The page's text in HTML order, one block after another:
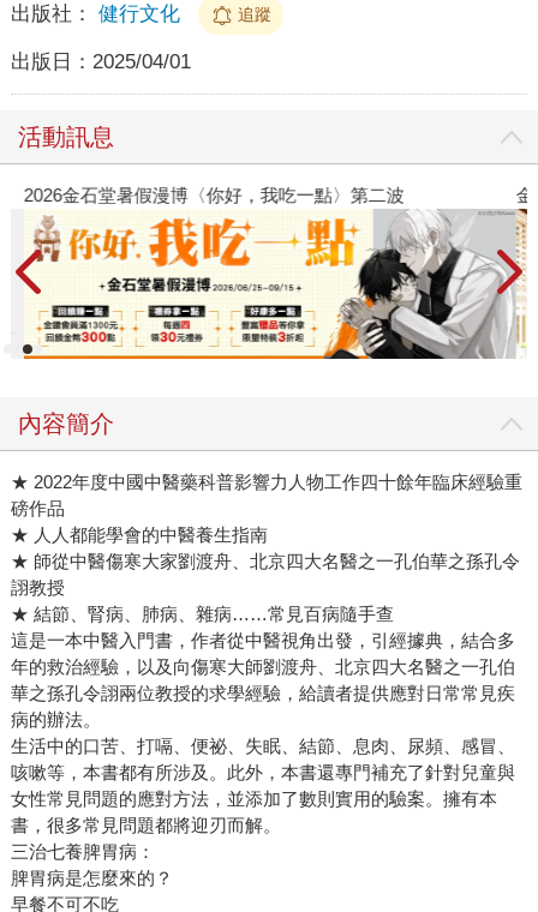
出版社： 健行文化 追蹤
出版日： 2025/04/01
活動訊息
2026金石堂暑假漫博〈你好，我吃一點〉第二波 金
內容簡介
★ 2022年度中國中醫藥科普影響力人物工作四十餘年臨床經驗重
磅作品
★ 人人都能學會的中醫養生指南
★ 師從中醫傷寒大家劉渡舟、北京四大名醫之一孔伯華之孫孔令
詡教授
★ 結節、腎病、肺病、雜病……常見百病隨手查
這是一本中醫入門書，作者從中醫視角出發，引經據典，結合多
年的救治經驗，以及向傷寒大師劉渡舟、北京四大名醫之一孔伯
華之孫孔令詡兩位教授的求學經驗，給讀者提供應對日常常見疾
病的辦法。
生活中的口苦、打嗝、便祕、失眠、結節、息肉、尿頻、感冒、
咳嗽等，本書都有所涉及。此外，本書還專門補充了針對兒童與
女性常見問題的應對方法，並添加了數則實用的驗案。擁有本
書，很多常見問題都將迎刃而解。
三治七養脾胃病：
脾胃病是怎麼來的？
早餐不可不吃